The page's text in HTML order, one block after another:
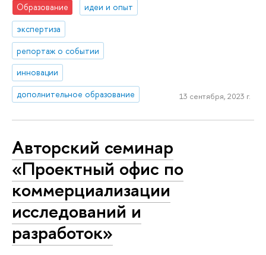
Образование
идеи и опыт
экспертиза
репортаж о событии
инновации
дополнительное образование
13 сентября, 2023 г.
Авторский семинар
«Проектный офис по
коммерциализации
исследований и
разработок»